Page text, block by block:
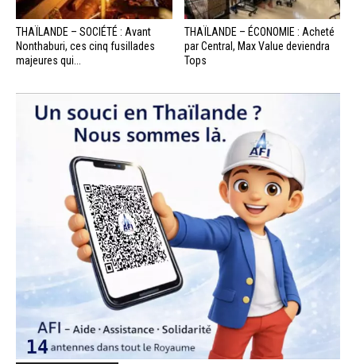
THAÏLANDE – SOCIÉTÉ : Avant
Nonthaburi, ces cinq fusillades
majeures qui...
THAÏLANDE – ÉCONOMIE : Acheté
par Central, Max Value deviendra
Tops